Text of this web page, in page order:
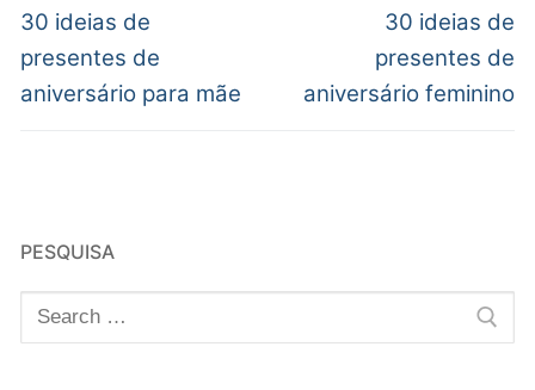
30 ideias de
presentes de
aniversário para mãe
30 ideias de
presentes de
aniversário feminino
PESQUISA